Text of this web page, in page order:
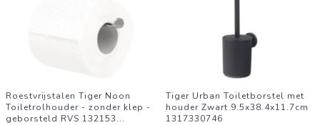
Roestvrijstalen Tiger Noon
Toiletrolhouder - zonder klep -
geborsteld RVS 132153...
Tiger Urban Toiletborstel met
houder Zwart 9.5x38.4x11.7cm
1317330746